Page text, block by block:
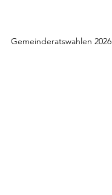
Gemeinderatswahlen 2026